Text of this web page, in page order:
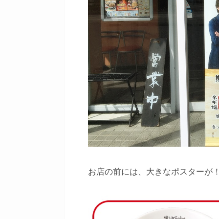
お店の前には、大きなポスターが